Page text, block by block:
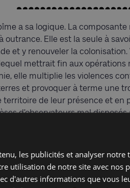
a sa logique. La
outrance. Elle est la seule à
et y renouveler la
mettrait fin aux opérations
elle multiplie les violences
et provoquer à terme une
territoire de leur présence et en
d’observateurs mal
À cet effet, un vaste
sous la férule de Bezalel
des colonies sauvages ;
» sujettes à
souvent, mais pas toujours,
les publicités et analyser notre
utilisation de notre site avec nos
d'autres informations que vous